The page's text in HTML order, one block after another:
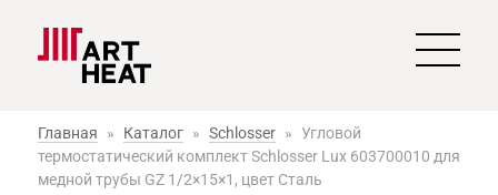
Главная » Каталог » Schlosser » Угловой
термостатический комплект Schlosser Lux 603700010 для
медной трубы GZ 1/2×15×1, цвет Сталь